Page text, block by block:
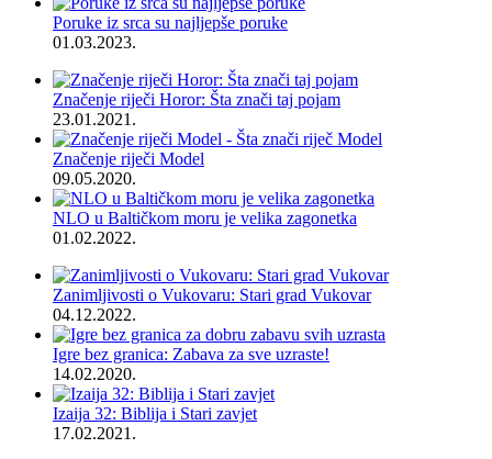
Poruke iz srca su najljepše poruke
01.03.2023.
Značenje riječi Horor: Šta znači taj pojam
23.01.2021.
Značenje riječi Model
09.05.2020.
NLO u Baltičkom moru je velika zagonetka
01.02.2022.
Zanimljivosti o Vukovaru: Stari grad Vukovar
04.12.2022.
Igre bez granica: Zabava za sve uzraste!
14.02.2020.
Izaija 32: Biblija i Stari zavjet
17.02.2021.